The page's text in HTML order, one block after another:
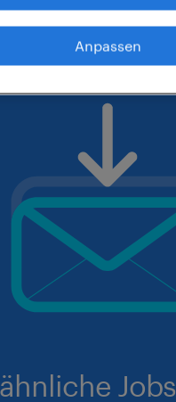
Jobs
Anpassen